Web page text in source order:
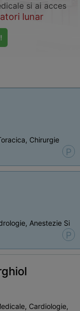
si ai acces
lunar
Chirurgie
P
Anestezie Si
P
Cardiologie,